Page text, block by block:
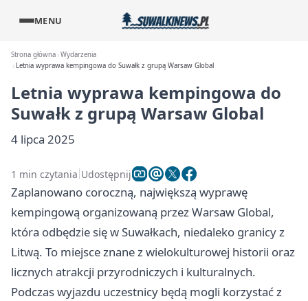
MENU
Strona główna Wydarzenia
Letnia wyprawa kempingowa do Suwałk z grupą Warsaw Global
Letnia wyprawa kempingowa do
Suwałk z grupą Warsaw Global
4 lipca 2025
1 min czytania Udostępnij
Zaplanowano coroczną, największą wyprawę
kempingową organizowaną przez Warsaw Global,
która odbędzie się w Suwałkach, niedaleko granicy z
Litwą. To miejsce znane z wielokulturowej historii oraz
licznych atrakcji przyrodniczych i kulturalnych.
Podczas wyjazdu uczestnicy będą mogli korzystać z